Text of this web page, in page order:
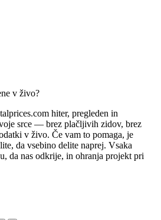
v živo?
hiter, pregleden in
srce — brez plačljivih zidov, brez
v živo. Če vam to pomaga, je
da vsebino delite naprej. Vsaka
da nas odkrije, in ohranja projekt pri